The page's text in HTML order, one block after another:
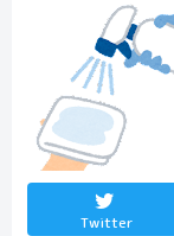
Twitter